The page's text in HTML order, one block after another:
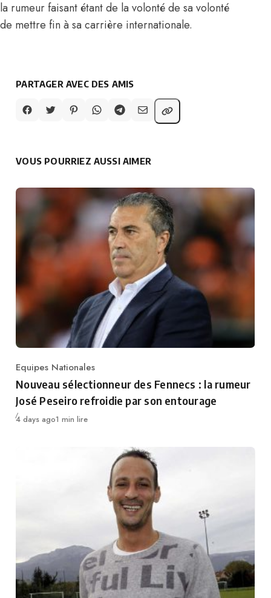
la rumeur faisant étant de la volonté de sa volonté
de mettre fin à sa carrière internationale.
PARTAGER AVEC DES AMIS
VOUS POURRIEZ AUSSI AIMER
Category
Equipes Nationales
Nouveau sélectionneur des Fennecs : la rumeur
José Peseiro refroidie par son entourage
Publié
4 days ago1 min lire